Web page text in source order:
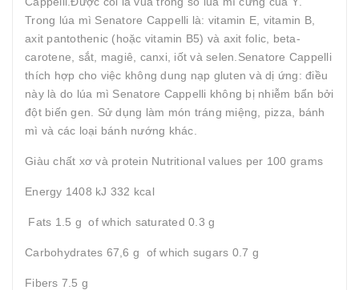
Trong lúa mì Senatore Cappelli là: vitamin E, vitamin B,
axit pantothenic (hoặc vitamin B5) và axit folic, beta-
carotene, sắt, magiê, canxi, iốt và selen.Senatore Cappelli
thích hợp cho việc không dung nạp gluten và dị ứng: điều
này là do lúa mì Senatore Cappelli không bị nhiễm bẩn bởi
đột biến gen. Sử dụng làm món tráng miệng, pizza, bánh
mì và các loại bánh nướng khác.
Giàu chất xơ và protein Nutritional values ​​per 100 grams
Energy 1408 kJ 332 kcal
Fats 1.5 g of which saturated 0.3 g
Carbohydrates 67,6 g of which sugars 0.7 g
Fibers 7.5 g